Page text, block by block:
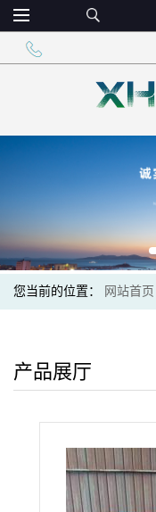
您当前的位置： 网站首页
产品展厅